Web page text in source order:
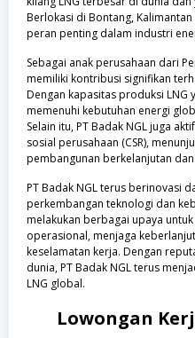
Berlokasi di Bontang,
peran penting dalam industri
Sebagai anak perusahaan dari
memiliki kontribusi signifikan
Dengan kapasitas produksi LNG
memenuhi kebutuhan energi
Selain itu, PT Badak NGL juga
sosial perusahaan (CSR),
pembangunan berkelanjutan
PT Badak NGL terus berinovasi
perkembangan teknologi dan
melakukan berbagai upaya
operasional, menjaga
keselamatan kerja. Dengan
dunia, PT Badak NGL terus
LNG global.
Lowongan